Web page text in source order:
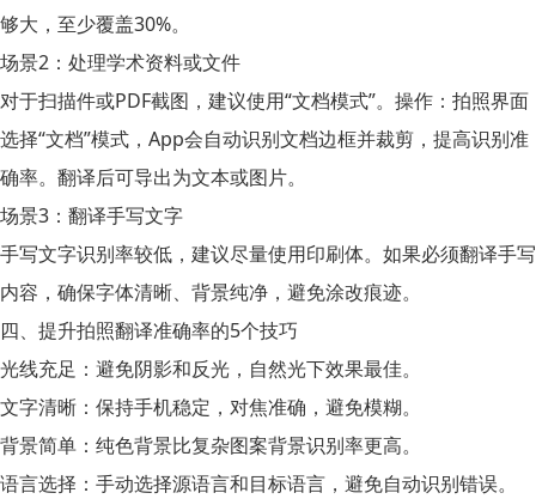
够大，至少覆盖30%。
场景2：处理学术资料或文件
对于扫描件或PDF截图，建议使用“文档模式”。操作：拍照界面
选择“文档”模式，App会自动识别文档边框并裁剪，提高识别准
确率。翻译后可导出为文本或图片。
场景3：翻译手写文字
手写文字识别率较低，建议尽量使用印刷体。如果必须翻译手写
内容，确保字体清晰、背景纯净，避免涂改痕迹。
四、提升拍照翻译准确率的5个技巧
光线充足： 避免阴影和反光，自然光下效果最佳。
文字清晰： 保持手机稳定，对焦准确，避免模糊。
背景简单： 纯色背景比复杂图案背景识别率更高。
语言选择： 手动选择源语言和目标语言，避免自动识别错误。